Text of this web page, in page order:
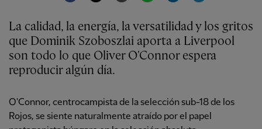
La calidad, la energía, la versatilidad y los gritos
que Dominik Szoboszlai aporta a Liverpool
son todo lo que Oliver O'Connor espera
reproducir algún día.
O'Connor, centrocampista de la selección sub-18 de los
Rojos, se siente naturalmente atraído por el papel